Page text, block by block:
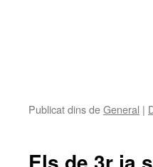
Publicat dins deGeneral |